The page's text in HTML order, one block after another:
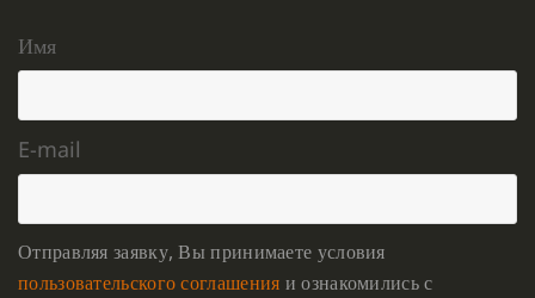
Имя
E-mail
Отправляя заявку, Вы принимаете условия
пользовательского соглашения и ознакомились с